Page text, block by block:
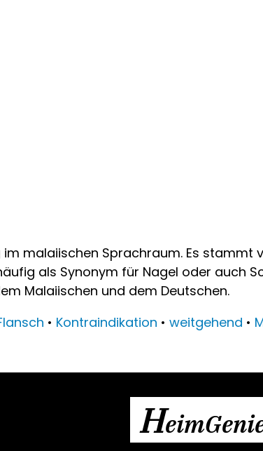
malaiischen Sprachraum. Es
als Synonym für Nagel oder auch
Malaiischen und dem Deutschen.
• Kontraindikation • weitgehend •
H